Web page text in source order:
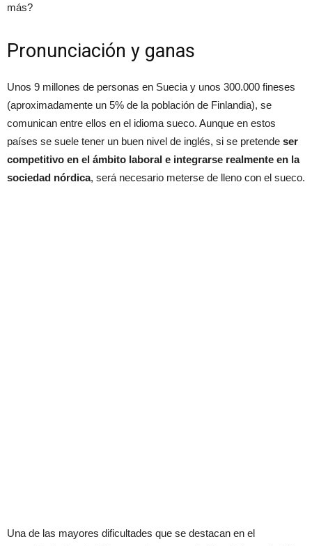
más?
Pronunciación y ganas
Unos 9 millones de personas en Suecia y unos 300.000 fineses
(aproximadamente un 5% de la población de Finlandia), se
comunican entre ellos en el idioma sueco. Aunque en estos
países se suele tener un buen nivel de inglés, si se pretende ser
competitivo en el ámbito laboral e integrarse realmente en la
sociedad nórdica, será necesario meterse de lleno con el sueco.
Una de las mayores dificultades que se destacan en el